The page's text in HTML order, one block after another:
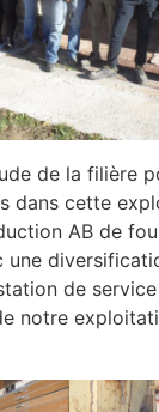
de la filière
dans cette
AB de
une
de
notre